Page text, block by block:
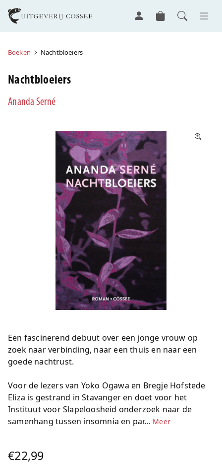
Boeken Nachtbloeiers
Nachtbloeiers
Ananda Serné
Een fascinerend debuut over een jonge vrouw op
zoek naar verbinding, naar een thuis en naar een
goede nachtrust.
Voor de lezers van Yoko Ogawa en Bregje Hofstede
Eliza is gestrand in Stavanger en doet voor het
Instituut voor Slapeloosheid onderzoek naar de
samenhang tussen insomnia en par... Meer
€22,99